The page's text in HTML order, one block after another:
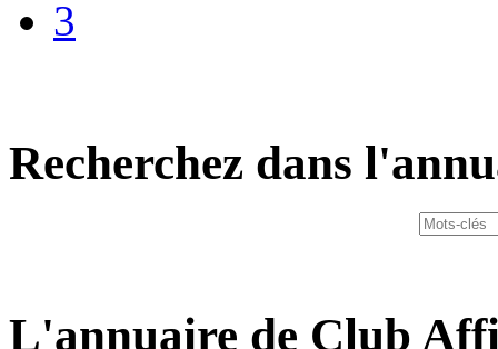
3
Recherchez dans
L'annuaire de Club